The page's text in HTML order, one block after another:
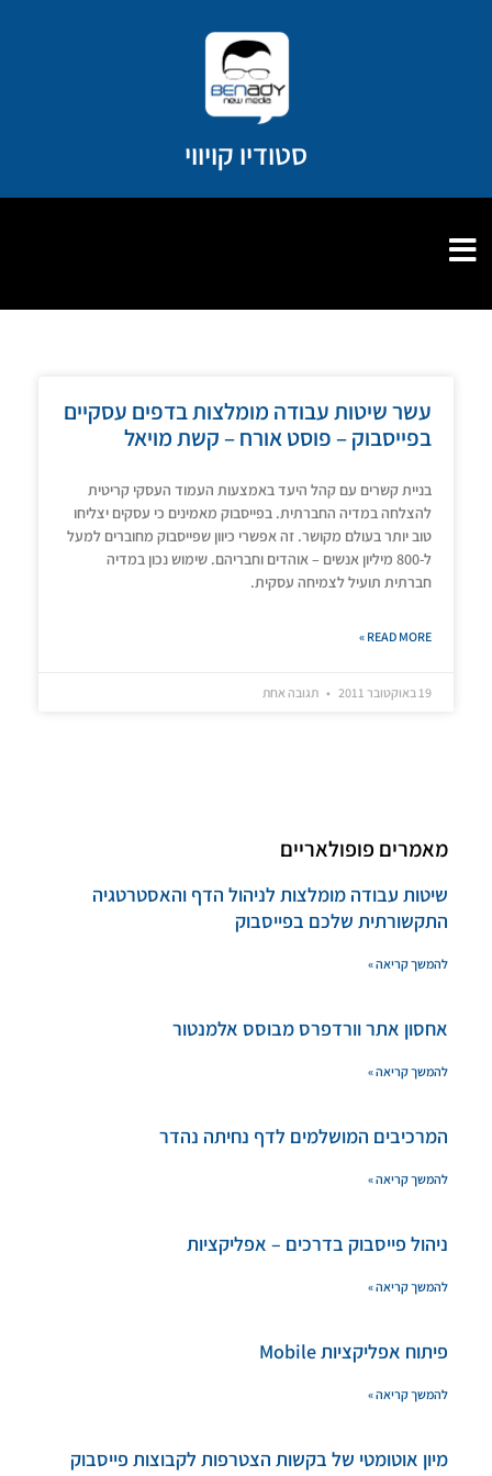
סטודיו קויווי
עשר שיטות עבודה מומלצות בדפים עסקיים
בפייסבוק – פוסט אורח – קשת מויאל
בניית קשרים עם קהל היעד באמצעות העמוד העסקי קריטית
להצלחה במדיה החברתית. בפייסבוק מאמינים כי עסקים יצליחו
טוב יותר בעולם מקושר. זה אפשרי כיוון שפייסבוק מחוברים למעל
ל-800 מיליון אנשים – אוהדים וחבריהם. שימוש נכון במדיה
חברתית תועיל לצמיחה עסקית.
READ MORE »
19 באוקטובר 2011 תגובה אחת
מאמרים פופולאריים
שיטות עבודה מומלצות לניהול הדף והאסטרטגיה
התקשורתית שלכם בפייסבוק
להמשך קריאה »
אחסון אתר וורדפרס מבוסס אלמנטור
להמשך קריאה »
המרכיבים המושלמים לדף נחיתה נהדר
להמשך קריאה »
ניהול פייסבוק בדרכים – אפליקציות
להמשך קריאה »
פיתוח אפליקציות Mobile
להמשך קריאה »
מיון אוטומטי של בקשות הצטרפות לקבוצות פייסבוק